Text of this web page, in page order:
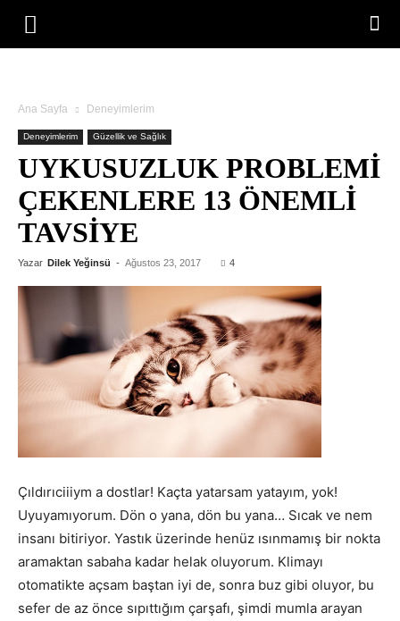
Ana Sayfa Deneyimlerim
Deneyimlerim Güzellik ve Sağlık
UYKUSUZLUK PROBLEMI
ÇEKENLERE 13 ÖNEMLI
TAVSIYE
Yazar Dilek Yeğinsü - Ağustos 23, 2017 4
Çıldırıciiiym a dostlar! Kaçta yatarsam yatayım, yok!
Uyuyamıyorum. Dön o yana, dön bu yana… Sıcak ve nem
insanı bitiriyor. Yastık üzerinde henüz ısınmamış bir nokta
aramaktan sabaha kadar helak oluyorum. Klimayı
otomatikte açsam baştan iyi de, sonra buz gibi oluyor, bu
sefer de az önce sıpıttığım çarşafı, şimdi mumla arayan